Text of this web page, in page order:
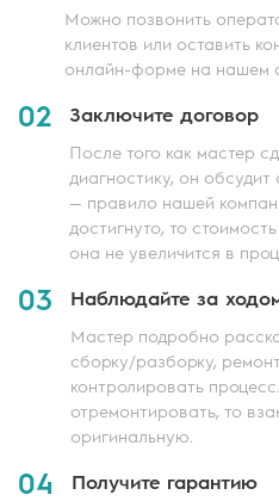
Можно позвонить
клиентов или оставить
онлайн-форме на нашем
02 Заключите договор
После того как мастер
диагностику, он
— правило нашей
достигнуто, то
она не увеличится в
03 Наблюдайте за
Мастер подробно
сборку/разборку,
контролировать
отремонтировать, то
оригинальную.
04 Получите гарантию